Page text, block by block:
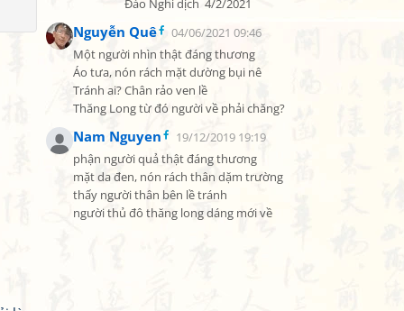
                   Đào Nghi dịch  4/2/2021
Nguyễn Quê
04/06/2021 09:46
Một người nhìn thật đáng thương
Áo tưa, nón rách mặt dường bụi nê
Tránh ai? Chân rảo ven lề
Thăng Long từ đó người về phải chăng?
Nam Nguyen
19/12/2019 19:19
phận người quả thật đáng thương
mặt da đen, nón rách thân dặm trường
thấy người thân bên lề tránh
người thủ đô thăng long dáng mới về